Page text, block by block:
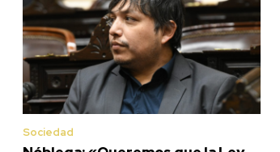
Sociedad